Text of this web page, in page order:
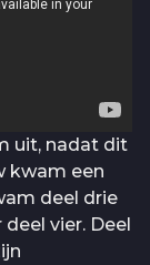
uit, nadat dit
kwam een
deel drie
vier. Deel